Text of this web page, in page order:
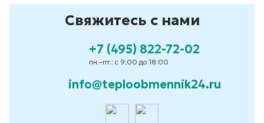
Свяжитесь с нами
+7 (495) 822-72-02
пн.–пт.: с 9:00 до 18:00
info@teploobmennik24.ru